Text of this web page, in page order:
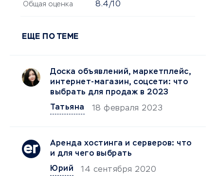
Общая оценка 8.4/10
ЕЩЕ ПО ТЕМЕ
Доска объявлений, маркетплейс,
интернет-магазин, соцсети: что
выбрать для продаж в 2023
Татьяна
18 февраля 2023
Аренда хостинга и серверов: что
и для чего выбрать
Юрий
14 сентября 2020